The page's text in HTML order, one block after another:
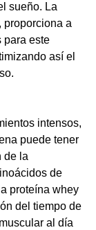
sueño. La
proporciona a
para este
así el
intensos,
puede tener
de la
de
proteína whey
del tiempo de
al día